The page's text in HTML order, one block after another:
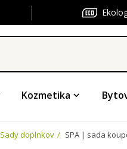
Kozmetika
Sady doplnkov SPA | sada